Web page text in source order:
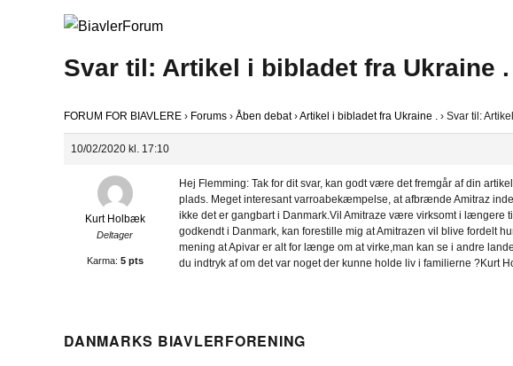
Svar til: Artikel i bibladet fra Ukraine .
FORUM FOR BIAVLERE › Forums › Åben debat ›Artikel i bibladet fra Ukraine . › Svar til:
10/02/2020 kl. 17:10
Kurt Holbæk
Deltager
Karma: 5 pts
Hej Flemming: Tak for dit svar, kan godt være det fremgår af din
plads. Meget interesant varroabekæmpelse, at afbrænde Amitraz
ikke det er gangbart i Danmark.Vil Amitraze være virksomt i længere
godkendt i Danmark, kan forestille mig at Amitrazen vil blive fordelt
mening at Apivar er alt for længe om at virke,man kan se i andre
du indtryk af om det var noget der kunne holde liv i familierne ?Kurt
DANMARKS BIAVLERFORENING